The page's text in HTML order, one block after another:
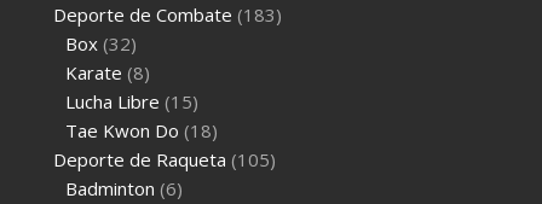
Deporte de Combate (183)
Box (32)
Karate (8)
Lucha Libre (15)
Tae Kwon Do (18)
Deporte de Raqueta (105)
Badminton (6)